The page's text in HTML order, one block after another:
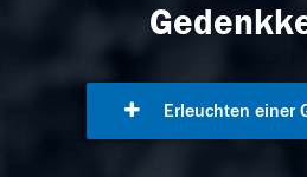
Erleuchten einer